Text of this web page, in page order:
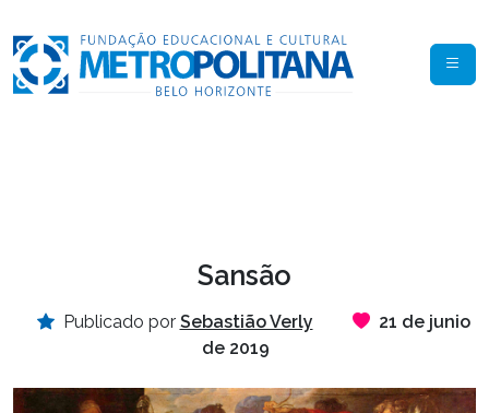
Sansão
Publicado por Sebastião Verly
21 de junio
de 2019